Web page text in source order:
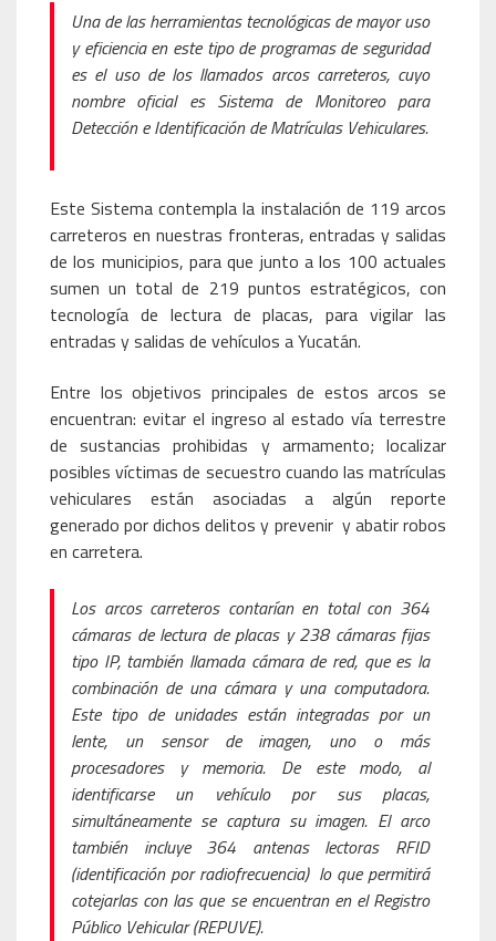
Una de las herramientas tecnológicas de mayor uso
y eficiencia en este tipo de programas de seguridad
es el uso de los llamados arcos carreteros, cuyo
nombre oficial es Sistema de Monitoreo para
Detección e Identificación de Matrículas Vehiculares.
Este Sistema contempla la instalación de 119 arcos
carreteros en nuestras fronteras, entradas y salidas
de los municipios, para que junto a los 100 actuales
sumen un total de 219 puntos estratégicos, con
tecnología de lectura de placas, para vigilar las
entradas y salidas de vehículos a Yucatán.
Entre los objetivos principales de estos arcos se
encuentran: evitar el ingreso al estado vía terrestre
de sustancias prohibidas y armamento; localizar
posibles víctimas de secuestro cuando las matrículas
vehiculares están asociadas a algún reporte
generado por dichos delitos y prevenir y abatir robos
en carretera.
Los arcos carreteros contarían en total con 364
cámaras de lectura de placas y 238 cámaras fijas
tipo IP, también llamada cámara de red, que es la
combinación de una cámara y una computadora.
Este tipo de unidades están integradas por un
lente, un sensor de imagen, uno o más
procesadores y memoria. De este modo, al
identificarse un vehículo por sus placas,
simultáneamente se captura su imagen. El arco
también incluye 364 antenas lectoras RFID
(identificación por radiofrecuencia) lo que permitirá
cotejarlas con las que se encuentran en el Registro
Público Vehicular (REPUVE).